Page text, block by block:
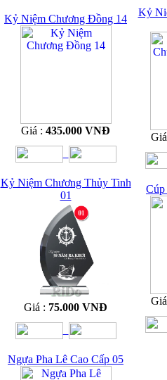
Kỷ Niệm Chương Đồng 14
Giá : 435.000 VNĐ
Kỷ
Kỷ Niệm Chương Thủy Tinh
01
Giá : 75.000 VNĐ
Cúp
Ngựa Pha Lê Cao Cấp 05